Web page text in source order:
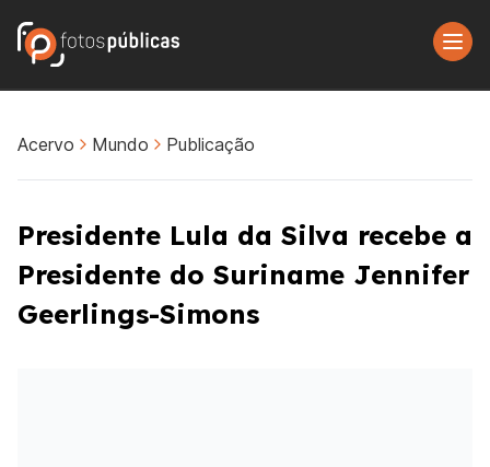
Acervo Mundo Publicação
Presidente Lula da Silva recebe a
Presidente do Suriname Jennifer
Geerlings-Simons